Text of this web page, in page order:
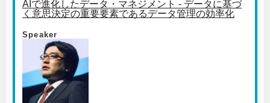
AIで進化したデータ・マネジメント - データに基づ
く意思決定の重要要素であるデータ管理の効率化
Speaker